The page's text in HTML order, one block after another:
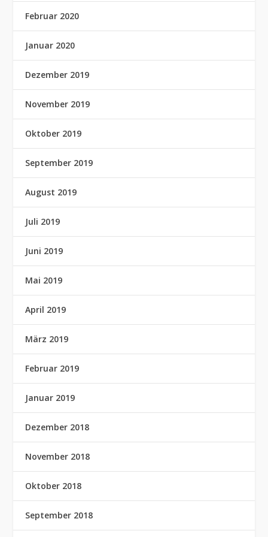
Februar 2020
Januar 2020
Dezember 2019
November 2019
Oktober 2019
September 2019
August 2019
Juli 2019
Juni 2019
Mai 2019
April 2019
März 2019
Februar 2019
Januar 2019
Dezember 2018
November 2018
Oktober 2018
September 2018